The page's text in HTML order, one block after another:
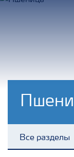
Все разделы